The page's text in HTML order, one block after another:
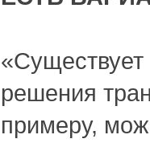
решения
примеру,